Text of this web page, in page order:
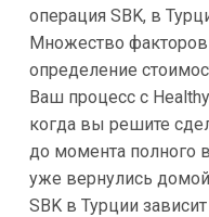
операция SBK, в
Множество
определение
Ваш процесс с
когда вы решите
до момента полного
уже вернулись
SBK в Турции